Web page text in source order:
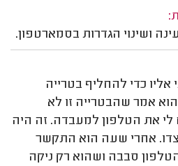
ושינוי הגדרות בסמארטפון.
אליו כדי להחליף בטרייה
אמר שהבטרייה זו לא
לי את הטלפון למעבדה. זה היה
אחרי שעה הוא התקשר
סבבה ושהוא רק ניקה